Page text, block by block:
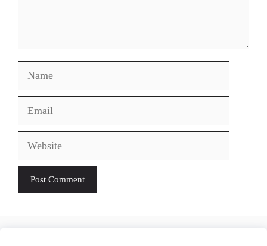
Name
Email
Website